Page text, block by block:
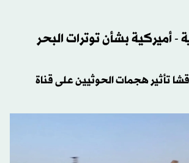
أميركية بشأن توترات البحر
تأثير هجمات الحوثيين على قناة